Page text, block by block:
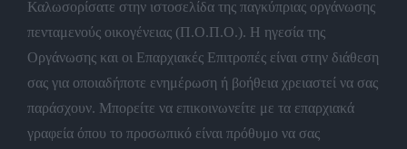
Καλωσορίσατε στην ιστοσελίδα της παγκύπριας οργάνωσης
πενταμενούς οικογένειας (Π.Ο.Π.Ο.). Η ηγεσία της
Οργάνωσης και οι Επαρχιακές Επιτροπές είναι στην διάθεση
σας για οποιαδήποτε ενημέρωση ή βοήθεια χρειαστεί να σας
παράσχουν. Μπορείτε να επικοινωνείτε με τα επαρχιακά
γραφεία όπου το προσωπικό είναι πρόθυμο να σας